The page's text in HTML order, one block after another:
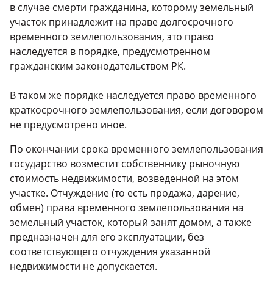
в случае смерти гражданина, которому земельный
участок принадлежит на праве долгосрочного
временного землепользования, это право
наследуется в порядке, предусмотренном
гражданским законодательством РК.
В таком же порядке наследуется право временного
краткосрочного землепользования, если договором
не предусмотрено иное.
По окончании срока временного землепользования
государство возместит собственнику рыночную
стоимость недвижимости, возведенной на этом
участке. Отчуждение (то есть продажа, дарение,
обмен) права временного землепользования на
земельный участок, который занят домом, а также
предназначен для его эксплуатации, без
соответствующего отчуждения указанной
недвижимости не допускается.